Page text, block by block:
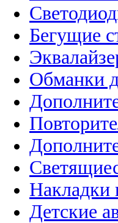
Бегущие
Обманки
Накладки
Детские